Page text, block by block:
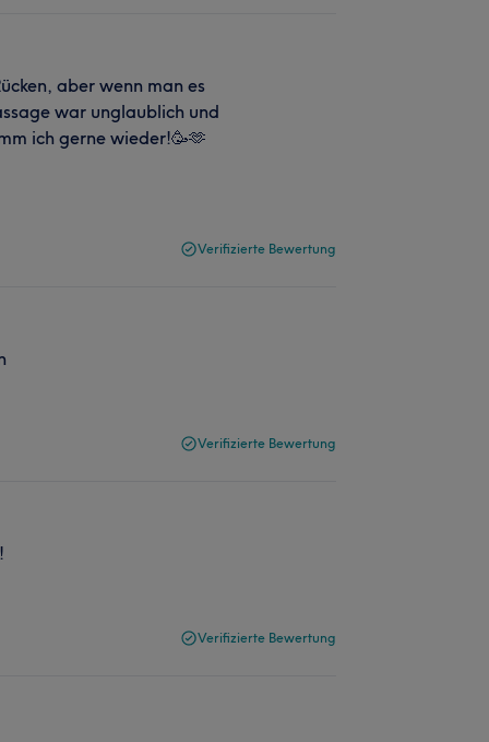
aber wenn man es
war unglaublich und
ich gerne wieder!🥳🫶
Verifizierte Bewertung
Verifizierte Bewertung
Verifizierte Bewertung